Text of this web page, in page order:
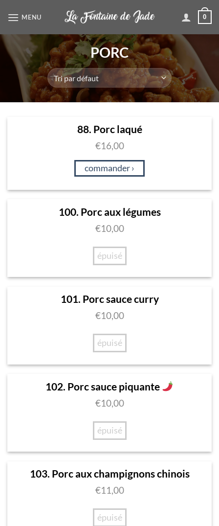
MENU 0
PORC
88. Porc laqué
€16,00
commander ›
100. Porc aux légumes
€10,00
épuisé
101. Porc sauce curry
€10,00
épuisé
102. Porc sauce piquante
€10,00
épuisé
103. Porc aux champignons chinois
€11,00
épuisé